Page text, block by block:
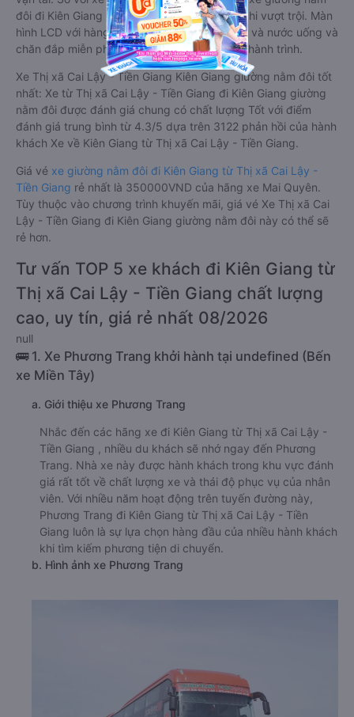
đôi đi Kiên Giang có nhiều ưu điểm và tiện nghi vượt trội. Màn
hình LCD với hàng nghìn bộ phim giải trí, wifi, và nước uống và
chăn đắp miễn phí phục vụ hành khách suốt hành trình.
Xe Thị xã Cai Lậy - Tiền Giang Kiên Giang giường nằm đôi tốt
nhất: Xe từ Thị xã Cai Lậy - Tiền Giang đi Kiên Giang giường
nằm đôi được đánh giá chung có chất lượng Tốt với điểm
đánh giá trung bình từ 4.3/5 dựa trên 3122 phản hồi của hành
khách Xe về Kiên Giang từ Thị xã Cai Lậy - Tiền Giang.
Giá vé xe giường nằm đôi đi Kiên Giang từ Thị xã Cai Lậy -
Tiền Giang rẻ nhất là 350000VND của hãng xe Mai Quyên.
Tùy thuộc vào chương trình khuyến mãi, giá vé Xe Thị xã Cai
Lậy - Tiền Giang đi Kiên Giang giường nằm đôi này có thể sẽ
rẻ hơn.
Tư vấn TOP 5 xe khách đi Kiên Giang từ
Thị xã Cai Lậy - Tiền Giang chất lượng
cao, uy tín, giá rẻ nhất 08/2026
null
🚌 1. Xe Phương Trang khởi hành tại undefined (Bến
xe Miền Tây)
a. Giới thiệu xe Phương Trang
Nhắc đến các hãng xe đi Kiên Giang từ Thị xã Cai Lậy -
Tiền Giang , nhiều du khách sẽ nhớ ngay đến Phương
Trang. Nhà xe này được hành khách trong khu vực đánh
giá rất tốt về chất lượng xe và thái độ phục vụ của nhân
viên. Với nhiều năm hoạt động trên tuyến đường này,
Phương Trang đi Kiên Giang từ Thị xã Cai Lậy - Tiền
Giang luôn là sự lựa chọn hàng đầu của nhiều hành khách
khi tìm kiếm phương tiện di chuyển.
b. Hình ảnh xe Phương Trang